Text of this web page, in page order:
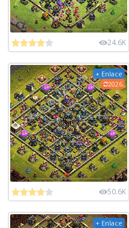
24.6K
+ Enlace
2026
50.6K
+ Enlace